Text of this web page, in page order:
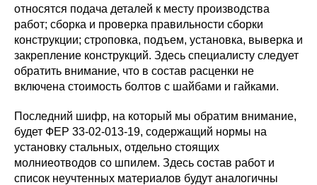
относятся подача деталей к месту производства
работ; сборка и проверка правильности сборки
конструкции; строповка, подъем, установка, выверка и
закрепление конструкций. Здесь специалисту следует
обратить внимание, что в состав расценки не
включена стоимость болтов с шайбами и гайками.
Последний шифр, на который мы обратим внимание,
будет ФЕР 33-02-013-19, содержащий нормы на
установку стальных, отдельно стоящих
молниеотводов со шпилем. Здесь состав работ и
список неучтенных материалов будут аналогичны